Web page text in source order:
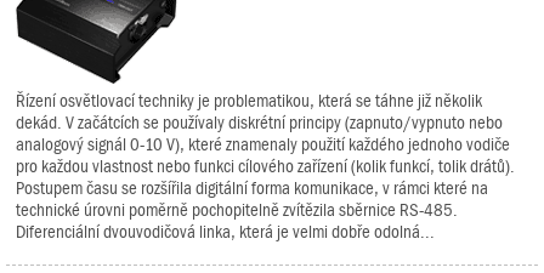
Řízení osvětlovací techniky je problematikou, která se táhne již několik
dekád. V začátcích se používaly diskrétní principy (zapnuto/vypnuto nebo
analogový signál 0-10 V), které znamenaly použití každého jednoho vodiče
pro každou vlastnost nebo funkci cílového zařízení (kolik funkcí, tolik drátů).
Postupem času se rozšířila digitální forma komunikace, v rámci které na
technické úrovni poměrně pochopitelně zvítězila sběrnice RS-485.
Diferenciální dvouvodičová linka, která je velmi dobře odolná...